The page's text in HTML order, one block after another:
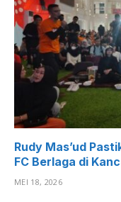
Rudy Mas’ud
FC Berlaga di
MEI 18, 2026